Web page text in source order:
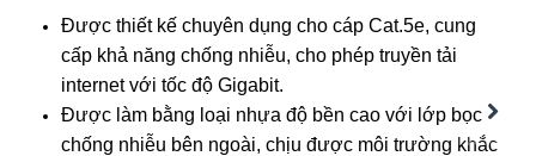
Next
Được thiết kế chuyên dụng cho cáp Cat.5e, cung
cấp khả năng chống nhiễu, cho phép truyền tải
internet với tốc độ Gigabit.
Được làm bằng loại nhựa độ bền cao với lớp bọc
chống nhiễu bên ngoài, chịu được môi trường khắc